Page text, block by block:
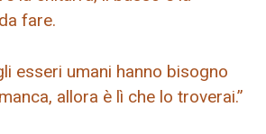
fare.
esseri umani hanno bisogno
allora è lì che lo troverai.”